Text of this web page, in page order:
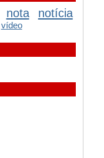
nota notícia
vídeo